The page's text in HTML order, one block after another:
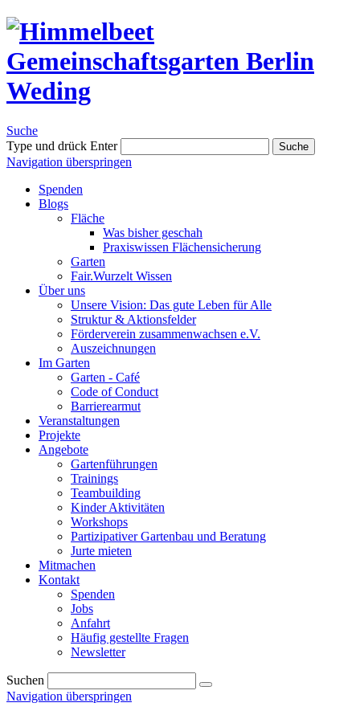
Suche
Type und drück Enter
Suche
Navigation überspringen
Spenden
Blogs
Fläche
Was bisher geschah
Praxiswissen Flächensicherung
Garten
Fair.Wurzelt Wissen
Über uns
Unsere Vision: Das gute Leben für Alle
Struktur & Aktionsfelder
Förderverein zusammenwachsen e.V.
Auszeichnungen
Im Garten
Garten - Café
Code of Conduct
Barrierearmut
Veranstaltungen
Projekte
Angebote
Gartenführungen
Trainings
Teambuilding
Kinder Aktivitäten
Workshops
Partizipativer Gartenbau und Beratung
Jurte mieten
Mitmachen
Kontakt
Spenden
Jobs
Anfahrt
Häufig gestellte Fragen
Newsletter
Suchen
Navigation überspringen